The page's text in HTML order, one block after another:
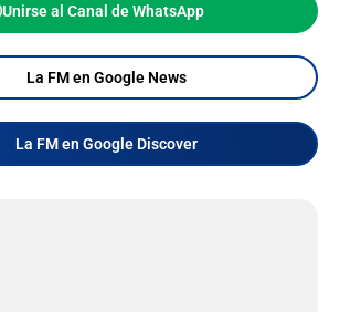
Unirse al Canal de WhatsApp
La FM en Google News
La FM en Google Discover